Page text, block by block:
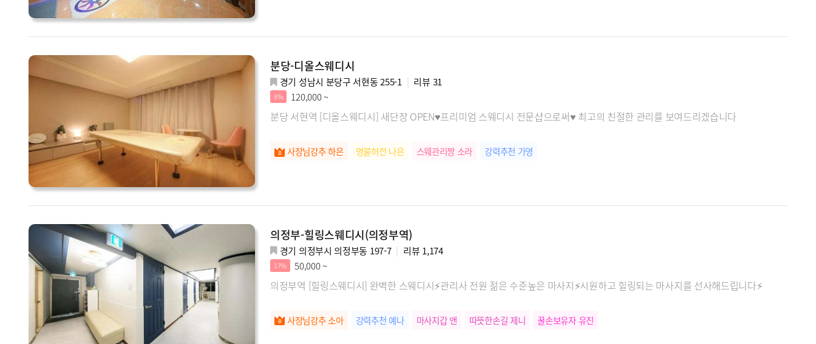
분당-디올스웨디시
경기 성남시 분당구 서현동 255-1 리뷰 31
8% 120,000 ~
분당 서현역 [디올스웨디시] 새단장 OPEN♥프리미엄 스웨디시 전문샵으로써♥ 최고의 친절한 관리를 보여드리겠습니다
사장님강추 하은 명불허전 나은 스웨관리짱 소라 강력추천 가영
의정부-힐링스웨디시(의정부역)
경기 의정부시 의정부동 197-7 리뷰 1,174
17% 50,000 ~
의정부역 [힐링스웨디시] 완벽한 스웨디시⚡관리사 전원 젊은 수준높은 마사지⚡시원하고 힐링되는 마사지를 선사해드립니다⚡
사장님강추 소아 강력추천 예나 마사지갑 앤 따뜻한손길 제니 꿀손보유자 유진